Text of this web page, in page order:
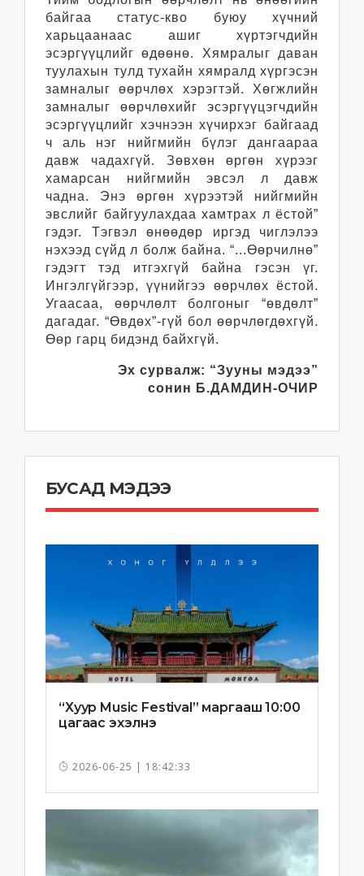
байгаа статус-кво буюу хүчний
харьцаанаас ашиг хүртэгчдийн
эсэргүүцлийг өдөөнө. Хямралыг даван
туулахын тулд тухайн хямралд хүргэсэн
замналыг өөрчлөх хэрэгтэй. Хөгжлийн
замналыг өөрчлөхийг эсэргүүцэгчдийн
эсэргүүцлийг хэчнээн хүчирхэг байгаад
ч аль нэг нийгмийн бүлэг дангаараа
давж чадахгүй. Зөвхөн өргөн хүрээг
хамарсан нийгмийн эвсэл л давж
чадна. Энэ өргөн хүрээтэй нийгмийн
эвслийг байгуулахдаа хамтрах л ёстой”
гэдэг. Тэгвэл өнөөдөр иргэд чиглэлээ
нэхээд сүйд л болж байна. “...Өөрчилнө”
гэдэгт тэд итгэхгүй байна гэсэн үг.
Ингэлгүйгээр, үүнийгээ өөрчлөх ёстой.
Угаасаа, өөрчлөлт болгоныг “өвдөлт”
дагадаг. “Өвдөх”-гүй бол өөрчлөгдөхгүй.
Өөр гарц бидэнд байхгүй.
Эх сурвалж: “Зууны мэдээ”
сонин Б.ДАМДИН-ОЧИР
БУСАД МЭДЭЭ
“Хуур Music Festival” маргааш 10:00
цагаас эхэлнэ
2026-06-25 | 18:42:33